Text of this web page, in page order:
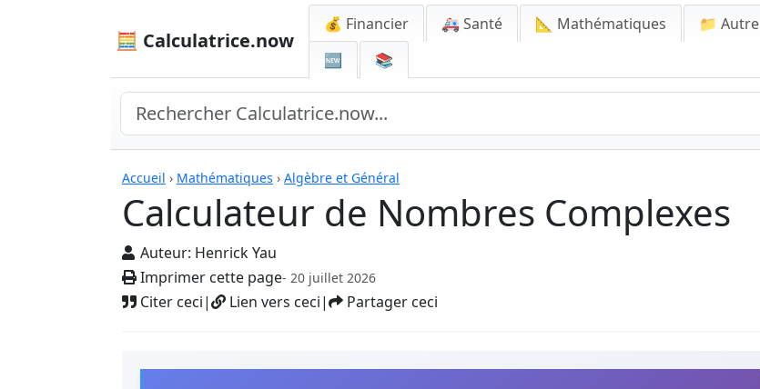
🧮 Calculatrice.now
💰 Financier 🚑 Santé 📐 Mathématiques 📁 Autre
🆕
📚
Accueil › Mathématiques › Algèbre et Général
Calculateur de Nombres Complexes
Auteur: Henrick Yau
Imprimer cette page- 20 juillet 2026
Citer ceci| Lien vers ceci| Partager ceci
Calculatrices